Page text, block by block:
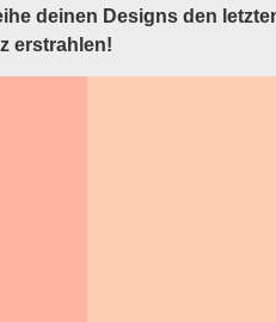
deinen Designs den
erstrahlen!